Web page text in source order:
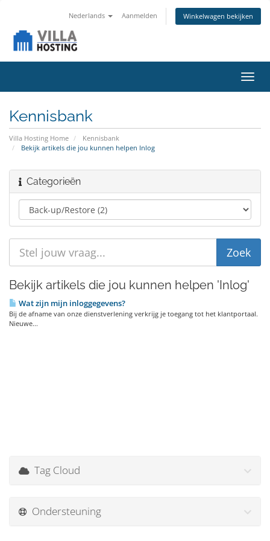
Nederlands Aanmelden Winkelwagen bekijken
in-/
Kennisbank
Villa Hosting Home
Kennisbank
Bekijk artikels die jou kunnen helpen Inlog
Categorieën
Bekijk artikels die jou kunnen helpen 'Inlog'
Wat zijn mijn inloggegevens?
Bij de afname van onze dienstverlening verkrijg je toegang tot het klantportaal.
Nieuwe...
Tag Cloud
Ondersteuning